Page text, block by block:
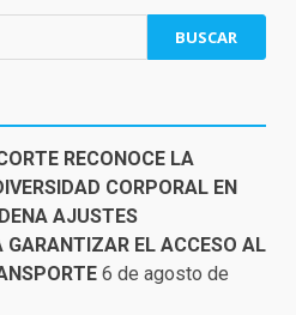
RECONOCE LA
CORPORAL EN
AJUSTES
GARANTIZAR EL ACCESO AL
6 de agosto de